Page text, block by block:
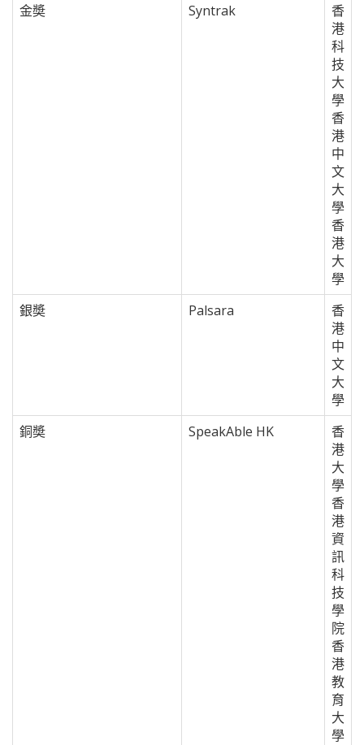
金奬
Syntrak
香
港
科
技
大
學
香
港
中
文
大
學
香
港
大
學
銀奬
Palsara
香
港
中
文
大
學
銅奬
SpeakAble HK
香
港
大
學
香
港
資
訊
科
技
學
院
香
港
教
育
大
學